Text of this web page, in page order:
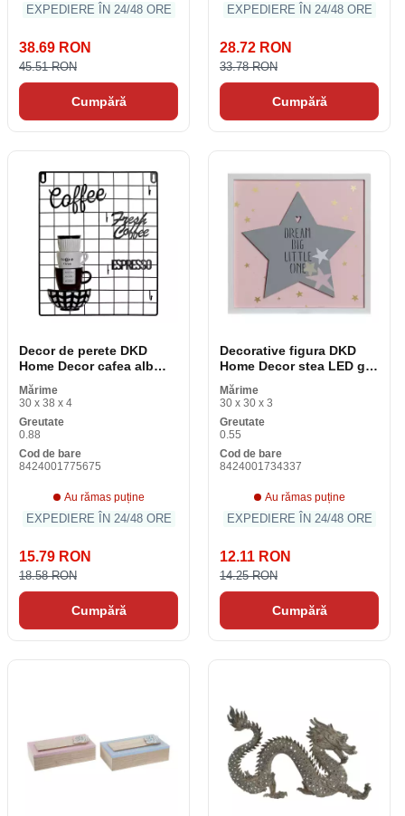
EXPEDIERE ÎN 24/48 ORE
38.69 RON
45.51 RON
Cumpără
EXPEDIERE ÎN 24/48 ORE
28.72 RON
33.78 RON
Cumpără
Decor de perete DKD
Home Decor cafea alb
negru Vintage 30 x 4 x 38
cm
Mărime
30 x 38 x 4
Greutate
0.88
Cod de bare
8424001775675
Au rămas puține
EXPEDIERE ÎN 24/48 ORE
15.79 RON
18.58 RON
Cumpără
Decorative figura DKD
Home Decor stea LED gri
roz 30 x 3 x 30 cm
Mărime
30 x 30 x 3
Greutate
0.55
Cod de bare
8424001734337
Au rămas puține
EXPEDIERE ÎN 24/48 ORE
12.11 RON
14.25 RON
Cumpără